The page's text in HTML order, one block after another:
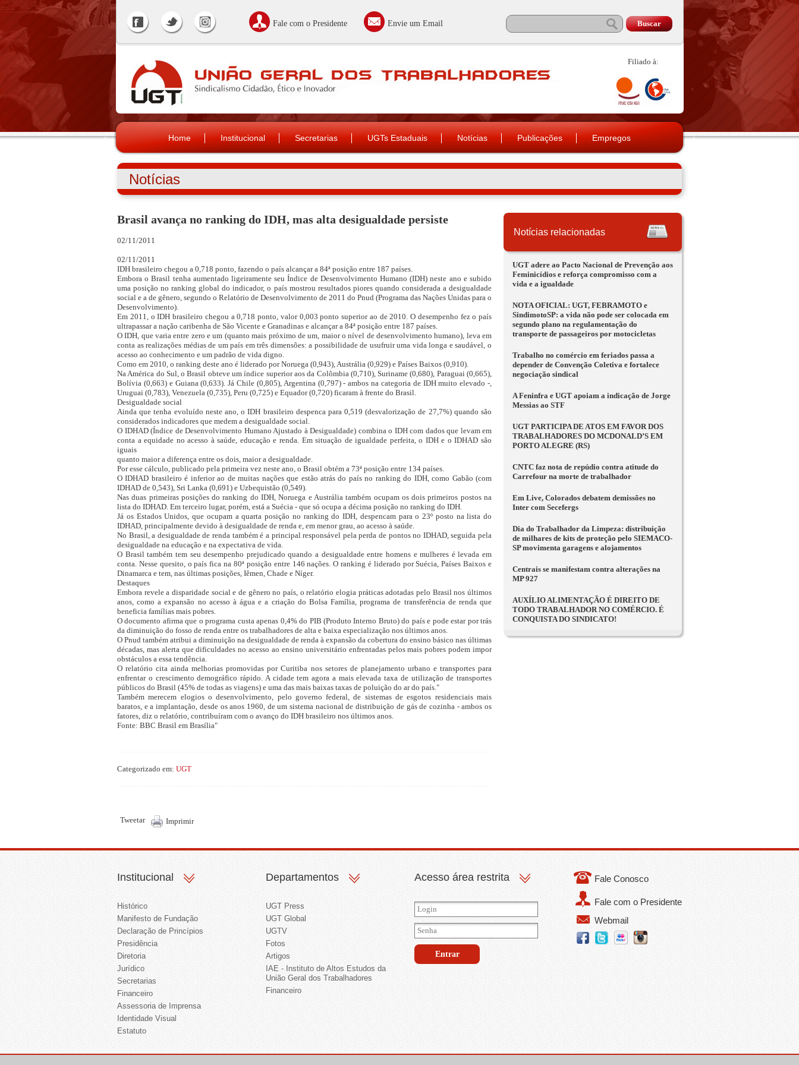
Fale com o Presidente Envie um Email
Filiado à:
Home Institucional Secretarias UGTs Estaduais Notícias Publicações Empregos
Notícias
Brasil avança no ranking do IDH, mas alta desigualdade persiste
02/11/2011
02/11/2011
IDH brasileiro chegou a 0,718 ponto, fazendo o país alcançar a 84ª posição entre 187 países.
Embora o Brasil tenha aumentado ligeiramente seu Índice de Desenvolvimento Humano (IDH) neste ano e subido
uma posição no ranking global do indicador, o país mostrou resultados piores quando considerada a desigualdade
social e a de gênero, segundo o Relatório de Desenvolvimento de 2011 do Pnud (Programa das Nações Unidas para o
Desenvolvimento).
Em 2011, o IDH brasileiro chegou a 0,718 ponto, valor 0,003 ponto superior ao de 2010. O desempenho fez o país
ultrapassar a nação caribenha de São Vicente e Granadinas e alcançar a 84ª posição entre 187 países.
O IDH, que varia entre zero e um (quanto mais próximo de um, maior o nível de desenvolvimento humano), leva em
conta as realizações médias de um país em três dimensões: a possibilidade de usufruir uma vida longa e saudável, o
acesso ao conhecimento e um padrão de vida digno.
Como em 2010, o ranking deste ano é liderado por Noruega (0,943), Austrália (0,929) e Países Baixos (0,910).
Na América do Sul, o Brasil obteve um índice superior aos da Colômbia (0,710), Suriname (0,680), Paraguai (0,665),
Bolívia (0,663) e Guiana (0,633). Já Chile (0,805), Argentina (0,797) - ambos na categoria de IDH muito elevado -,
Uruguai (0,783), Venezuela (0,735), Peru (0,725) e Equador (0,720) ficaram à frente do Brasil.
Desigualdade social
Ainda que tenha evoluído neste ano, o IDH brasileiro despenca para 0,519 (desvalorização de 27,7%) quando são
considerados indicadores que medem a desigualdade social.
O IDHAD (Índice de Desenvolvimento Humano Ajustado à Desigualdade) combina o IDH com dados que levam em
conta a equidade no acesso à saúde, educação e renda. Em situação de igualdade perfeita, o IDH e o IDHAD são
iguais
quanto maior a diferença entre os dois, maior a desigualdade.
Por esse cálculo, publicado pela primeira vez neste ano, o Brasil obtém a 73ª posição entre 134 países.
O IDHAD brasileiro é inferior ao de muitas nações que estão atrás do país no ranking do IDH, como Gabão (com
IDHAD de 0,543), Sri Lanka (0,691) e Uzbequistão (0,549).
Nas duas primeiras posições do ranking do IDH, Noruega e Austrália também ocupam os dois primeiros postos na
lista do IDHAD. Em terceiro lugar, porém, está a Suécia - que só ocupa a décima posição no ranking do IDH.
Já os Estados Unidos, que ocupam a quarta posição no ranking do IDH, despencam para o 23º posto na lista do
IDHAD, principalmente devido à desigualdade de renda e, em menor grau, ao acesso à saúde.
No Brasil, a desigualdade de renda também é a principal responsável pela perda de pontos no IDHAD, seguida pela
desigualdade na educação e na expectativa de vida.
O Brasil também tem seu desempenho prejudicado quando a desigualdade entre homens e mulheres é levada em
conta. Nesse quesito, o país fica na 80ª posição entre 146 nações. O ranking é liderado por Suécia, Países Baixos e
Dinamarca e tem, nas últimas posições, Iêmen, Chade e Níger.
Destaques
Embora revele a disparidade social e de gênero no país, o relatório elogia práticas adotadas pelo Brasil nos últimos
anos, como a expansão no acesso à água e a criação do Bolsa Família, programa de transferência de renda que
beneficia famílias mais pobres.
O documento afirma que o programa custa apenas 0,4% do PIB (Produto Interno Bruto) do país e pode estar por trás
da diminuição do fosso de renda entre os trabalhadores de alta e baixa especialização nos últimos anos.
O Pnud também atribui a diminuição na desigualdade de renda à expansão da cobertura do ensino básico nas últimas
décadas, mas alerta que dificuldades no acesso ao ensino universitário enfrentadas pelos mais pobres podem impor
obstáculos a essa tendência.
O relatório cita ainda melhorias promovidas por Curitiba nos setores de planejamento urbano e transportes para
enfrentar o crescimento demográfico rápido. A cidade tem agora a mais elevada taxa de utilização de transportes
públicos do Brasil (45% de todas as viagens) e uma das mais baixas taxas de poluição do ar do país."
Também merecem elogios o desenvolvimento, pelo governo federal, de sistemas de esgotos residenciais mais
baratos, e a implantação, desde os anos 1960, de um sistema nacional de distribuição de gás de cozinha - ambos os
fatores, diz o relatório, contribuíram com o avanço do IDH brasileiro nos últimos anos.
Fonte: BBC Brasil em Brasília"
Categorizado em: UGT
Tweetar Imprimir
Notícias relacionadas
UGT adere ao Pacto Nacional de Prevenção aos
Feminicídios e reforça compromisso com a
vida e a igualdade
NOTA OFICIAL: UGT, FEBRAMOTO e
SindimotoSP: a vida não pode ser colocada em
segundo plano na regulamentação do
transporte de passageiros por motocicletas
Trabalho no comércio em feriados passa a
depender de Convenção Coletiva e fortalece
negociação sindical
A Feninfra e UGT apoiam a indicação de Jorge
Messias ao STF
UGT PARTICIPA DE ATOS EM FAVOR DOS
TRABALHADORES DO MCDONALD’S EM
PORTO ALEGRE (RS)
CNTC faz nota de repúdio contra atitude do
Carrefour na morte de trabalhador
Em Live, Colorados debatem demissões no
Inter com Secefergs
Dia do Trabalhador da Limpeza: distribuição
de milhares de kits de proteção pelo SIEMACO-
SP movimenta garagens e alojamentos
Centrais se manifestam contra alterações na
MP 927
AUXÍLIO ALIMENTAÇÃO É DIREITO DE
TODO TRABALHADOR NO COMÉRCIO. É
CONQUISTA DO SINDICATO!
Institucional
Histórico
Manifesto de Fundação
Declaração de Princípios
Presidência
Diretoria
Jurídico
Secretarias
Financeiro
Assessoria de Imprensa
Identidade Visual
Estatuto
Departamentos
UGT Press
UGT Global
UGTV
Fotos
Artigos
IAE - Instituto de Altos Estudos da
União Geral dos Trabalhadores
Financeiro
Acesso área restrita Fale Conosco
Fale com o Presidente
Webmail